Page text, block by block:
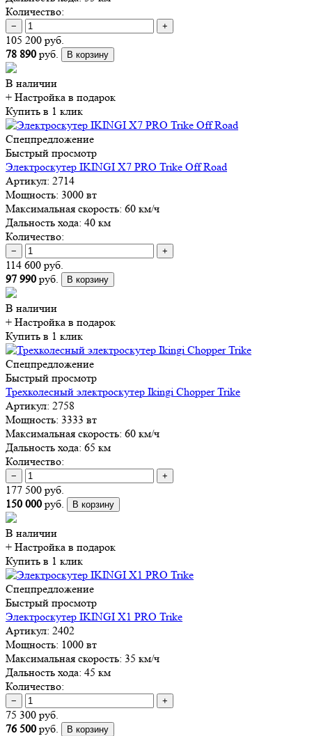
Количество:
− +
105 200 руб.
78 890 руб. В корзину
В наличии
+ Настройка в подарок
Купить в 1 клик
Спецпредложение
Быстрый просмотр
Электроскутер IKINGI X7 PRO Trike Off Road
Артикул: 2714
Мощность: 3000 вт
Максимальная скорость: 60 км/ч
Дальность хода: 40 км
Количество:
− +
114 600 руб.
97 990 руб. В корзину
В наличии
+ Настройка в подарок
Купить в 1 клик
Спецпредложение
Быстрый просмотр
Трехколесный электроскутер Ikingi Chopper Trike
Артикул: 2758
Мощность: 3333 вт
Максимальная скорость: 60 км/ч
Дальность хода: 65 км
Количество:
− +
177 500 руб.
150 000 руб. В корзину
В наличии
+ Настройка в подарок
Купить в 1 клик
Спецпредложение
Быстрый просмотр
Электроскутер IKINGI X1 PRO Trike
Артикул: 2402
Мощность: 1000 вт
Максимальная скорость: 35 км/ч
Дальность хода: 45 км
Количество:
− +
75 300 руб.
76 500 руб. В корзину